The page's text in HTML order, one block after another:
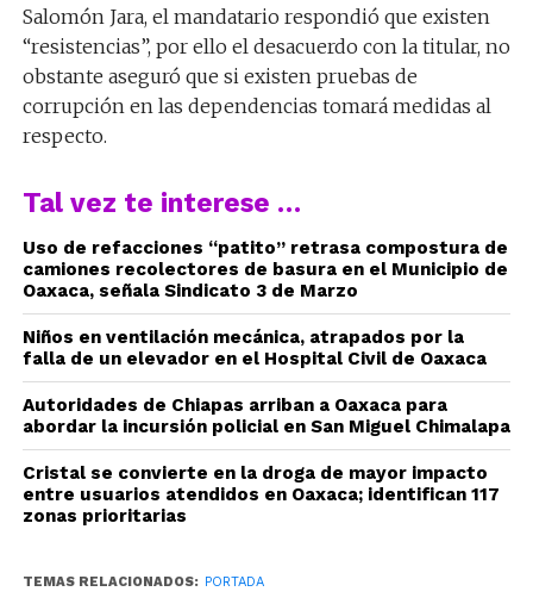
Salomón Jara, el mandatario respondió que existen
“resistencias”, por ello el desacuerdo con la titular, no
obstante aseguró que si existen pruebas de
corrupción en las dependencias tomará medidas al
respecto.
Tal vez te interese …
Uso de refacciones “patito” retrasa compostura de
camiones recolectores de basura en el Municipio de
Oaxaca, señala Sindicato 3 de Marzo
Niños en ventilación mecánica, atrapados por la
falla de un elevador en el Hospital Civil de Oaxaca
Autoridades de Chiapas arriban a Oaxaca para
abordar la incursión policial en San Miguel Chimalapa
Cristal se convierte en la droga de mayor impacto
entre usuarios atendidos en Oaxaca; identifican 117
zonas prioritarias
TEMAS RELACIONADOS: PORTADA